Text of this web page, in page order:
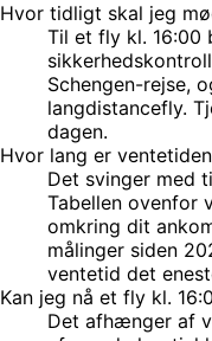
Hvor tidligt skal jeg
Til et fly kl. 16:00
Schengen-rejse,
langdistancefly.
dagen.
Hvor lang er
Det svinger med
Tabellen ovenfor
omkring dit
målinger siden
ventetid det
Kan jeg nå et fly kl.
Det afhænger af